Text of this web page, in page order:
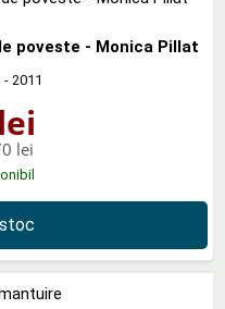
poveste - Monica Pillat
- 2011
lei
lei